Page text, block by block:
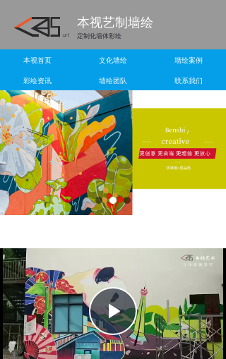
本视艺制墙绘
本视首页 文化墙绘 墙绘案例
彩绘资讯 墙绘团队 联系我们
定制化墙体彩绘
Play